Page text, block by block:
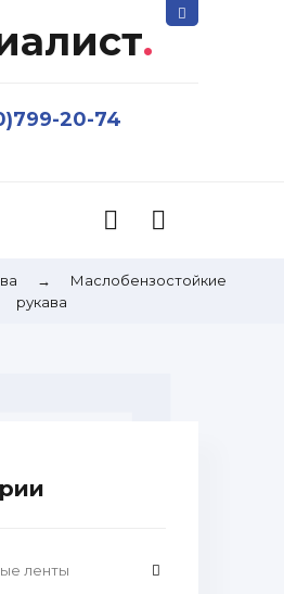
.
20-74
→
Маслобензостойкие
рукава
ленты